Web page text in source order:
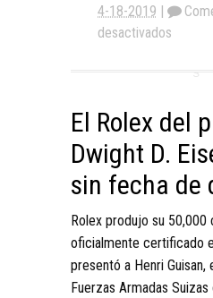
4-18-2019
desactivados
El Rolex del
Dwight D.
sin fecha de
Rolex produjo su
oficialmente certificado
presentó a Henri Guisan,
Fuerzas Armadas